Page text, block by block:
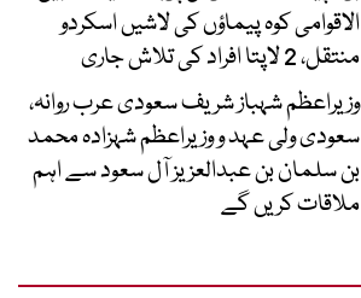
الاقوامی کوہ پیماؤں کی لاشیں اسکردو
منتقل، 2 لاپتا افراد کی تلاش جاری
وزیراعظم شہباز شریف سعودی عرب روانہ،
سعودی ولی عہد و وزیراعظم شہزادہ محمد
بن سلمان بن عبدالعزیز آل سعود سے اہم
ملاقات کریں گے